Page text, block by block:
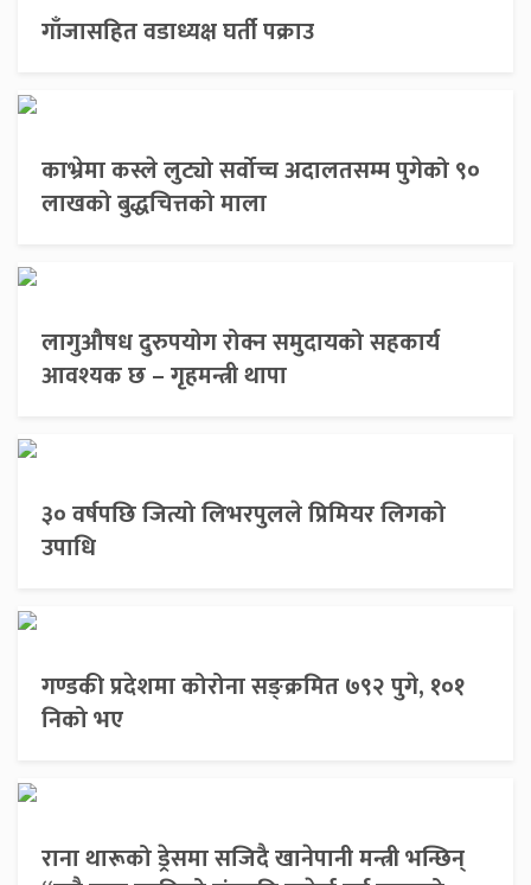
गाँजासहित वडाध्यक्ष घर्ती पक्राउ
काभ्रेमा कस्ले लुट्यो सर्वोच्च अदालतसम्म पुगेको ९०
लाखको बुद्धचित्तको माला
लागुऔषध दुरुपयोग रोक्न समुदायको सहकार्य
आवश्यक छ – गृहमन्त्री थापा
३० वर्षपछि जित्यो लिभरपुलले प्रिमियर लिगको
उपाधि
गण्डकी प्रदेशमा कोरोना सङ्क्रमित ७९२ पुगे, १०१
निको भए
राना थारूको ड्रेसमा सजिदै खानेपानी मन्त्री भन्छिन्